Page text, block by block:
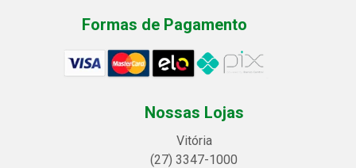
Formas de Pagamento
Nossas Lojas
Vitória
(27) 3347-1000